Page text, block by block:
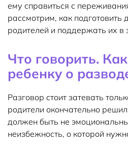
ему справиться с
рассмотрим, как подготовить
родителей и поддержать их в
Что говорить.
ребенку о
Разговор стоит затевать
родители окончательно
должен быть не
неизбежность, о которой